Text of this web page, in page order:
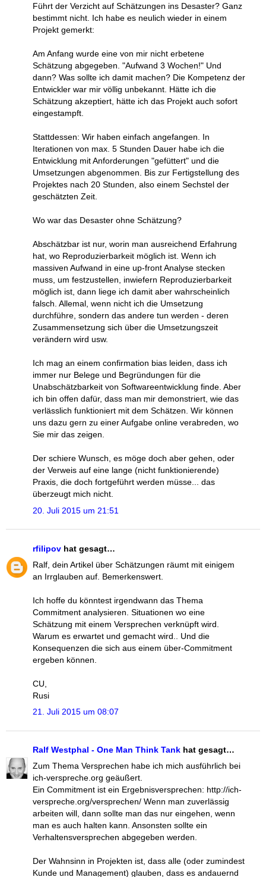
Führt der Verzicht auf Schätzungen ins Desaster? Ganz
bestimmt nicht. Ich habe es neulich wieder in einem
Projekt gemerkt:
Am Anfang wurde eine von mir nicht erbetene
Schätzung abgegeben. "Aufwand 3 Wochen!" Und
dann? Was sollte ich damit machen? Die Kompetenz der
Entwickler war mir völlig unbekannt. Hätte ich die
Schätzung akzeptiert, hätte ich das Projekt auch sofort
eingestampft.
Stattdessen: Wir haben einfach angefangen. In
Iterationen von max. 5 Stunden Dauer habe ich die
Entwicklung mit Anforderungen "gefüttert" und die
Umsetzungen abgenommen. Bis zur Fertigstellung des
Projektes nach 20 Stunden, also einem Sechstel der
geschätzten Zeit.
Wo war das Desaster ohne Schätzung?
Abschätzbar ist nur, worin man ausreichend Erfahrung
hat, wo Reproduzierbarkeit möglich ist. Wenn ich
massiven Aufwand in eine up-front Analyse stecken
muss, um festzustellen, inwiefern Reproduzierbarkeit
möglich ist, dann liege ich damit aber wahrscheinlich
falsch. Allemal, wenn nicht ich die Umsetzung
durchführe, sondern das andere tun werden - deren
Zusammensetzung sich über die Umsetzungszeit
verändern wird usw.
Ich mag an einem confirmation bias leiden, dass ich
immer nur Belege und Begründungen für die
Unabschätzbarkeit von Softwareentwicklung finde. Aber
ich bin offen dafür, dass man mir demonstriert, wie das
verlässlich funktioniert mit dem Schätzen. Wir können
uns dazu gern zu einer Aufgabe online verabreden, wo
Sie mir das zeigen.
Der schiere Wunsch, es möge doch aber gehen, oder
der Verweis auf eine lange (nicht funktionierende)
Praxis, die doch fortgeführt werden müsse... das
überzeugt mich nicht.
20. Juli 2015 um 21:51
rfilipov hat gesagt…
Ralf, dein Artikel über Schätzungen räumt mit einigem
an Irrglauben auf. Bemerkenswert.
Ich hoffe du könntest irgendwann das Thema
Commitment analysieren. Situationen wo eine
Schätzung mit einem Versprechen verknüpft wird.
Warum es erwartet und gemacht wird.. Und die
Konsequenzen die sich aus einem über-Commitment
ergeben können.
CU,
Rusi
21. Juli 2015 um 08:07
Ralf Westphal - One Man Think Tank hat gesagt…
Zum Thema Versprechen habe ich mich ausführlich bei
ich-verspreche.org geäußert.
Ein Commitment ist ein Ergebnisversprechen: http://ich-
verspreche.org/versprechen/ Wenn man zuverlässig
arbeiten will, dann sollte man das nur eingehen, wenn
man es auch halten kann. Ansonsten sollte ein
Verhaltensversprechen abgegeben werden.
Der Wahnsinn in Projekten ist, dass alle (oder zumindest
Kunde und Management) glauben, dass es andauernd